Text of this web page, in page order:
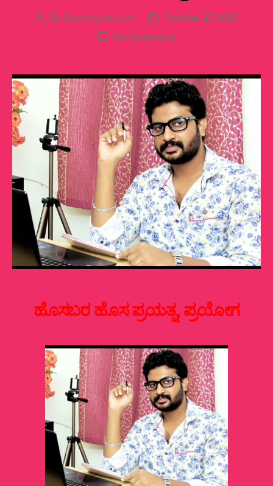
PostByವಿಜಯ್‌ ಭರಮಸಾಗರ
Post
date
October 27, 2020
No Commentson
ಗುಡ್ಡೆಸ್ಟ್…!‌
ವಿನೂತನ
ಚಿತ್ರ
ಹೊಸಬರ ಹೊಸ ಪ್ರಯತ್ನ, ಪ್ರಯೋಗ